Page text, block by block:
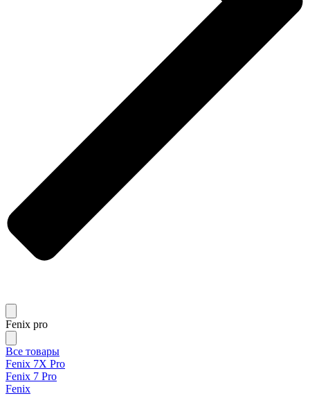
Fenix pro
Все товары
Fenix 7X Pro
Fenix 7 Pro
Fenix